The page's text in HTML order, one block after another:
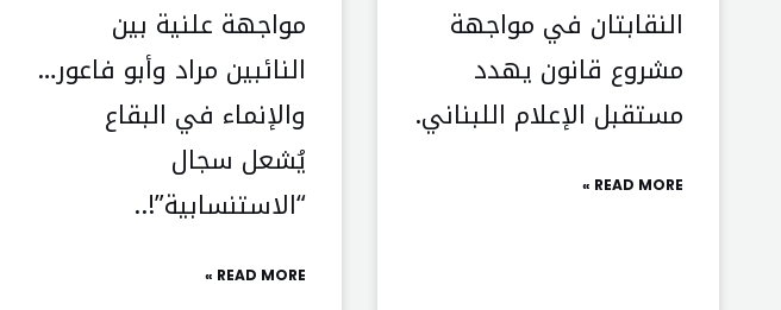
النقابتان في مواجهة
مشروع قانون يهدد
مستقبل الإعلام اللبناني.
READ MORE »
مواجهة علنية بين
النائبين مراد وأبو فاعور…
والإنماء في البقاع
يُشعل سجال
“الاستنسابية”!..
READ MORE »